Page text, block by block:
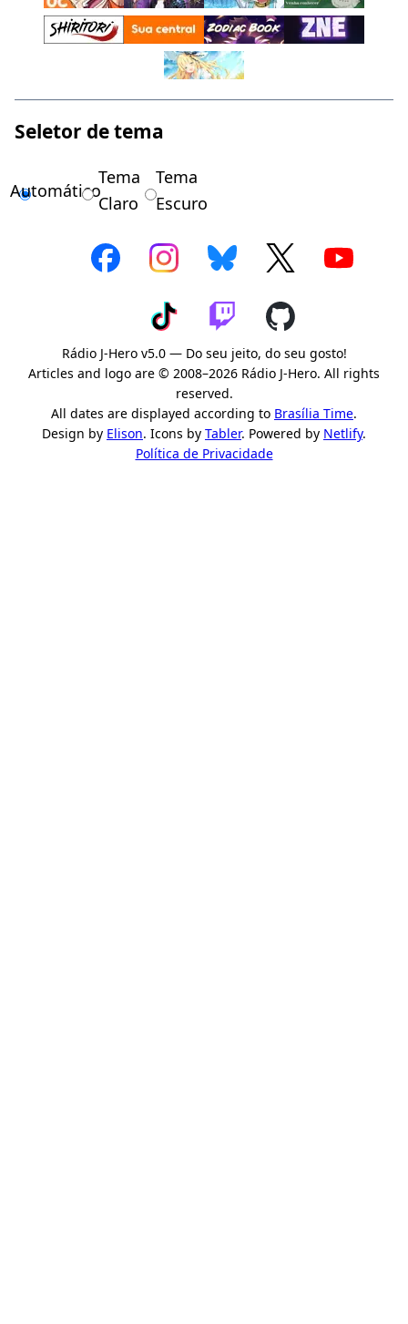
Seletor de tema
Automático
Tema
Claro
Tema
Escuro
Rádio J-Hero v5.0 — Do seu jeito, do seu gosto!
Articles and logo are © 2008–2026 Rádio J-Hero. All rights
reserved.
All dates are displayed according to Brasília Time.
Design by Elison. Icons by Tabler. Powered by Netlify.
Política de Privacidade